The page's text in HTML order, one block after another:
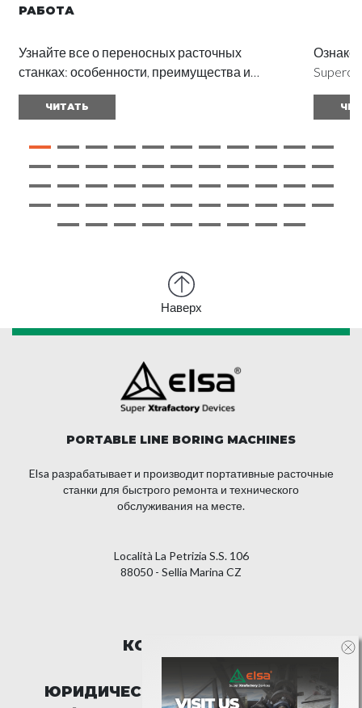
РАБОТА
Узнайте все о переносных расточных
станках: особенности, преимущества и
применение в разных отраслях. Прочтите
полное руководство и получите отличные
ЧИТАТЬ
их
Наверх
PORTABLE LINE BORING MACHINES
Elsa разрабатывает и производит портативные расточные
станки для быстрого ремонта и технического
обслуживания на месте.
Località La Petrizia S.S. 106
88050 - Sellia Marina CZ
КОМПАНИЯ
ЮРИДИЧЕСКАЯ